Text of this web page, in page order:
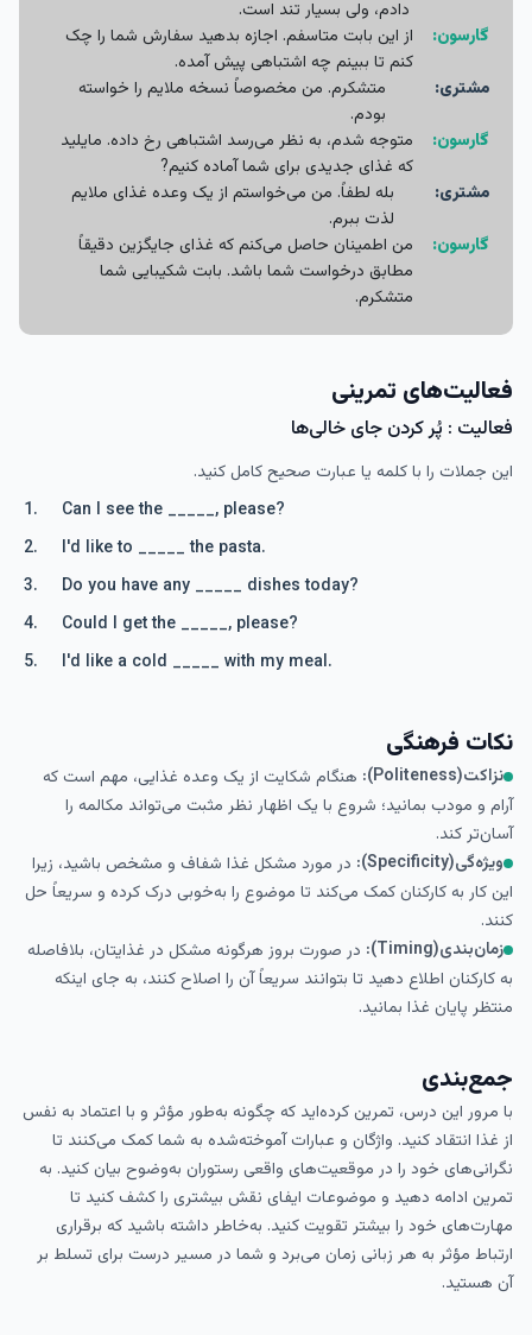
دادم، ولی بسیار تند است.
گارسون:
از این بابت متاسفم. اجازه بدهید سفارش شما را چک
کنم تا ببینم چه اشتباهی پیش آمده.
مشتری:
متشکرم. من مخصوصاً نسخه ملایم را خواسته
بودم.
گارسون:
متوجه شدم، به نظر می‌رسد اشتباهی رخ داده. مایلید
که غذای جدیدی برای شما آماده کنیم?
مشتری:
بله لطفاً. من می‌خواستم از یک وعده غذای ملایم
لذت ببرم.
گارسون:
من اطمینان حاصل می‌کنم که غذای جایگزین دقیقاً
مطابق درخواست شما باشد. بابت شکیبایی شما
متشکرم.
فعالیت‌های تمرینی
فعالیت : پُر کردن جای خالی‌ها
این جملات را با کلمه یا عبارت صحیح کامل کنید.
Can I see the _____, please?
I'd like to _____ the pasta.
Do you have any _____ dishes today?
Could I get the _____, please?
I'd like a cold _____ with my meal.
نکات فرهنگی
نزاکت(Politeness):
هنگام شکایت از یک وعده غذایی، مهم است که
آرام و مودب بمانید؛ شروع با یک اظهار نظر مثبت می‌تواند مکالمه را
آسان‌تر کند.
ویژه‌گی(Specificity):
در مورد مشکل غذا شفاف و مشخص باشید، زیرا
این کار به کارکنان کمک می‌کند تا موضوع را به‌خوبی درک کرده و سریعاً حل
کنند.
زمان‌بندی(Timing):
در صورت بروز هرگونه مشکل در غذایتان، بلافاصله
به کارکنان اطلاع دهید تا بتوانند سریعاً آن را اصلاح کنند، به جای اینکه
منتظر پایان غذا بمانید.
جمع‌بندی
با مرور این درس، تمرین کرده‌اید که چگونه به‌طور مؤثر و با اعتماد به نفس
از غذا انتقاد کنید. واژگان و عبارات آموخته‌شده به شما کمک می‌کنند تا
نگرانی‌های خود را در موقعیت‌های واقعی رستوران به‌وضوح بیان کنید. به
تمرین ادامه دهید و موضوعات ایفای نقش بیشتری را کشف کنید تا
مهارت‌های خود را بیشتر تقویت کنید. به‌خاطر داشته باشید که برقراری
ارتباط مؤثر به هر زبانی زمان می‌برد و شما در مسیر درست برای تسلط بر
آن هستید.